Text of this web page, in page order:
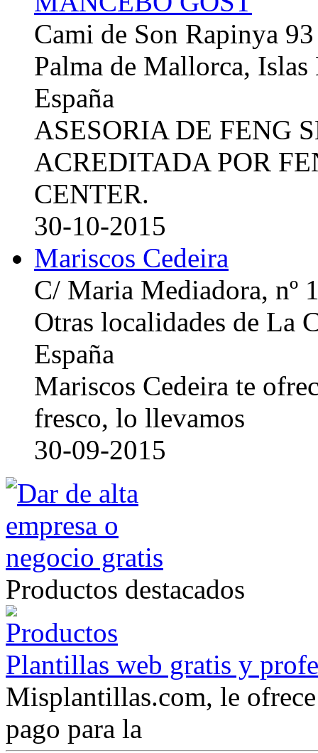
Cami de Son Rapinya 93
Palma de Mallorca, Islas
España
ASESORIA DE FENG
ACREDITADA POR
CENTER.
30-10-2015
Mariscos Cedeira
C/ Maria Mediadora, nº
Otras localidades de La
España
Mariscos Cedeira te
fresco, lo llevamos
30-09-2015
Productos destacados
Plantillas web gratis y
Misplantillas.com, le
pago para la